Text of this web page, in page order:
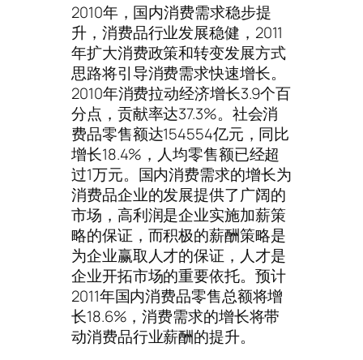
2010年，国内消费需求稳步提
升，消费品行业发展稳健，2011
年扩大消费政策和转变发展方式
思路将引导消费需求快速增长。
2010年消费拉动经济增长3.9个百
分点，贡献率达37.3%。社会消
费品零售额达154554亿元，同比
增长18.4%，人均零售额已经超
过1万元。国内消费需求的增长为
消费品企业的发展提供了广阔的
市场，高利润是企业实施加薪策
略的保证，而积极的薪酬策略是
为企业赢取人才的保证，人才是
企业开拓市场的重要依托。预计
2011年国内消费品零售总额将增
长18.6%，消费需求的增长将带
动消费品行业薪酬的提升。